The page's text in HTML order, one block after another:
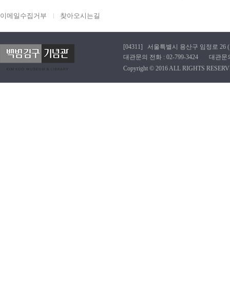
이메일수집거부 찾아오시는길
[04311] 서울특별시 용산구 임정로
대관문의 전화 : 02-799-3424 대관문
Copyright © 2016 ALL RIGHTS